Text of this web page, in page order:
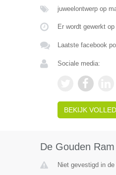
juweelontwerp op
Er wordt gewerkt
Laatste facebook
Sociale media:
BEKIJK
De Gouden Ram
Niet gevestigd in